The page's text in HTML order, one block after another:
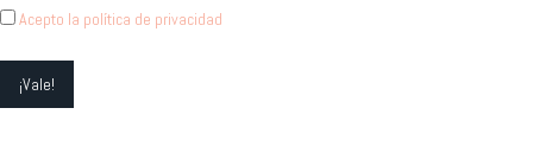
Acepto la política de privacidad